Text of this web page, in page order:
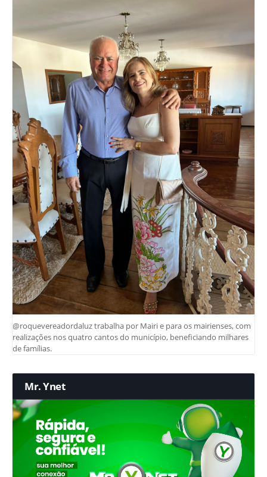
@roquevereadordaluz trabalha por Mairi e para os mairienses, com
realizações nos quatro cantos do município, beneficiando milhares
de famílias.
Mr. Ynet